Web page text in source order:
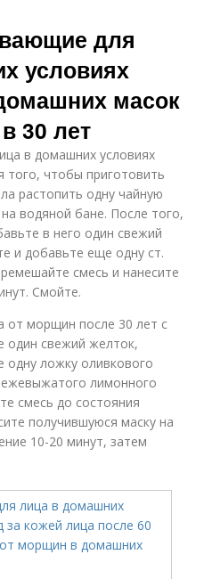
Белково-лимонная
Маска из дрожжей
для
условиях
масок
30 лет
в домашних условиях
того, чтобы приготовить
растопить одну чайную
водяной бане. После того,
в него один свежий
и добавьте еще одну ст.
смесь и нанесите
Смойте.
от морщин после 30 лет с
один свежий желток,
одну ложку оливкового
лимонного
смесь до состояния
получившуюся маску на
10-20 минут, затем